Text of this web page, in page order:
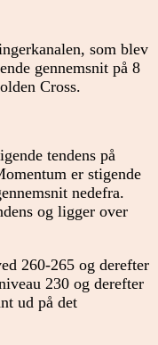
som blev
gennemsnit på 8
Cross.
tendens på
er stigende
nedefra.
og ligger over
260-265 og derefter
230 og derefter
ud på det